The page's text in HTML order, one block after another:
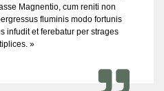
Magnentio, cum reniti non
fluminis modo fortunis
infudit et ferebatur per strages
»